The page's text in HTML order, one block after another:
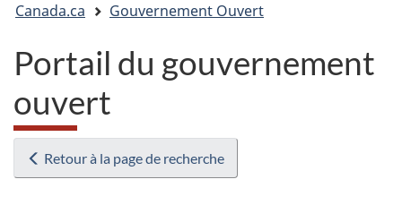
êtes
ici
Canada.ca Gouvernement Ouvert
Portail du gouvernement
ouvert
Retour à la page de recherche